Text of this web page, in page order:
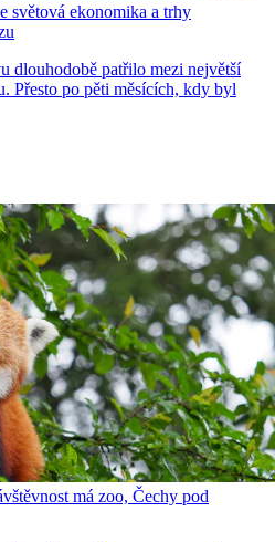
světová ekonomika a trhy
dlouhodobě patřilo mezi největší
Přesto po pěti měsících, kdy byl
má zoo, Čechy pod